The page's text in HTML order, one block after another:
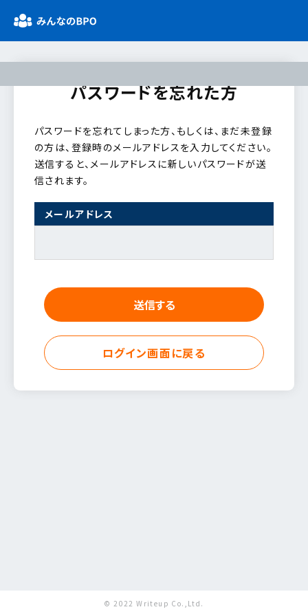
パスワードを忘れた方
パスワードを忘れてしまった方、もしくは、まだ未登録
の方は、登録時のメールアドレスを入力してください。
送信すると、メールアドレスに新しいパスワードが送
信されます。
メールアドレス
ログイン画面に戻る
© 2022 Writeup Co.,Ltd.